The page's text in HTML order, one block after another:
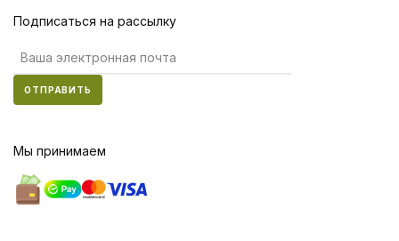
Подписаться на рассылку
ОТПРАВИТЬ
Мы принимаем